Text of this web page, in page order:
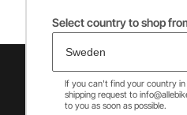
Select country to shop
If you can't find your country in
shipping request to
to you as soon as possible.